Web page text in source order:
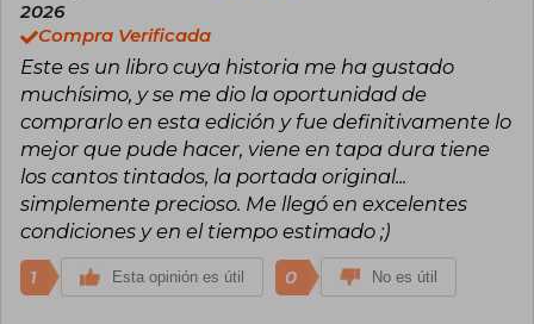
2026
Compra Verificada
Este es un libro cuya historia me ha gustado
muchísimo, y se me dio la oportunidad de
comprarlo en esta edición y fue definitivamente lo
mejor que pude hacer, viene en tapa dura tiene
los cantos tintados, la portada original...
simplemente precioso. Me llegó en excelentes
condiciones y en el tiempo estimado ;)
1 Esta opinión es útil 0 No es útil